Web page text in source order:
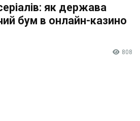
як держава
бум в онлайн-казино
808